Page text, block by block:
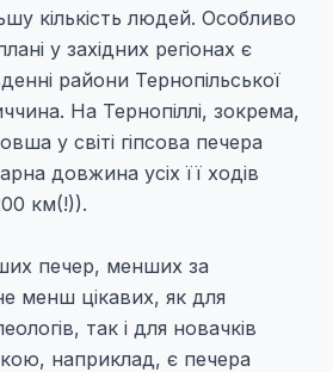
кількість людей. Особливо
у західних регіонах є
райони Тернопільської
На Тернопіллі, зокрема,
у світі гіпсова печера
довжина усіх її ходів
км(!)).
печер, менших за
менш цікавих, як для
так і для новачків
наприклад, є печера